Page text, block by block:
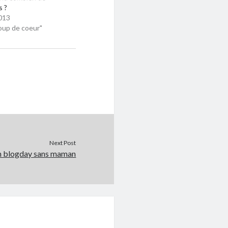
?
de coeur"
Next Post
blogday sans maman